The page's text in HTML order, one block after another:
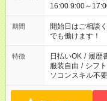
16:00 9:00～17:00
場合、他のお仕
ん ※法令に基づ
となります ※労
短時間・短期間
期間
開始日はご相
でも働けます！
特徴 日払いOK / 履歴
服装自由 / シフ
ソコンスキル不要